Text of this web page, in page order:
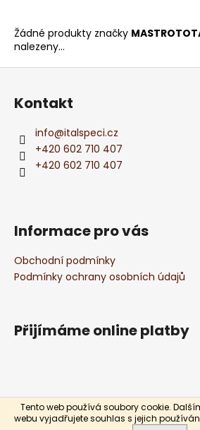
Tento web používá soubory cookie.
webu vyjadřujete souhlas s jejich
Žádné produkty značky
nalezeny...
D
o
p
o
u
u
e
m
ČERVENÉ
GRIFONE
SANGIOVESE
APULIA
176
Kč
Z
Kontakt
info@italspeci.cz
+420 602 710 407
+420 602 710 407
Informace pro vás
Obchodní podmínky
Podmínky ochrany osobních údajů
Přijímáme online platby
Vytvořil